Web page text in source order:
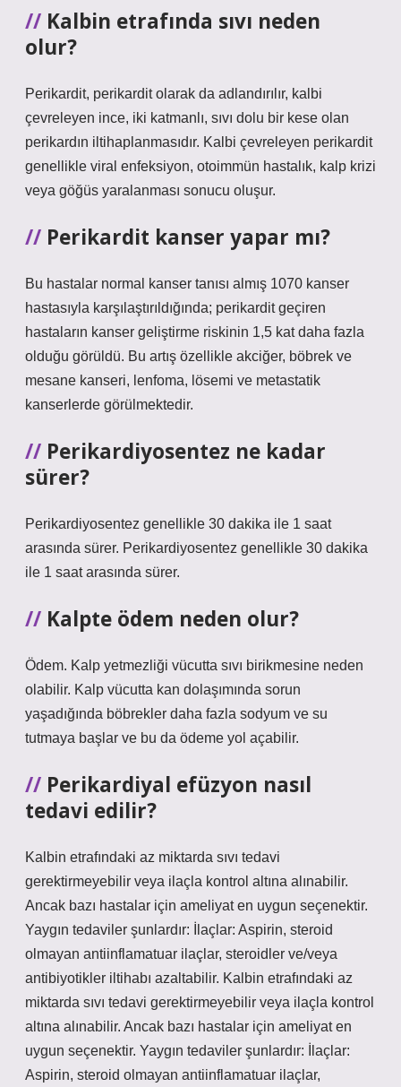
Kalbin etrafında sıvı neden
olur?
Perikardit, perikardit olarak da adlandırılır, kalbi
çevreleyen ince, iki katmanlı, sıvı dolu bir kese olan
perikardın iltihaplanmasıdır. Kalbi çevreleyen perikardit
genellikle viral enfeksiyon, otoimmün hastalık, kalp krizi
veya göğüs yaralanması sonucu oluşur.
Perikardit kanser yapar mı?
Bu hastalar normal kanser tanısı almış 1070 kanser
hastasıyla karşılaştırıldığında; perikardit geçiren
hastaların kanser geliştirme riskinin 1,5 kat daha fazla
olduğu görüldü. Bu artış özellikle akciğer, böbrek ve
mesane kanseri, lenfoma, lösemi ve metastatik
kanserlerde görülmektedir.
Perikardiyosentez ne kadar
sürer?
Perikardiyosentez genellikle 30 dakika ile 1 saat
arasında sürer. Perikardiyosentez genellikle 30 dakika
ile 1 saat arasında sürer.
Kalpte ödem neden olur?
Ödem. Kalp yetmezliği vücutta sıvı birikmesine neden
olabilir. Kalp vücutta kan dolaşımında sorun
yaşadığında böbrekler daha fazla sodyum ve su
tutmaya başlar ve bu da ödeme yol açabilir.
Perikardiyal efüzyon nasıl
tedavi edilir?
Kalbin etrafındaki az miktarda sıvı tedavi
gerektirmeyebilir veya ilaçla kontrol altına alınabilir.
Ancak bazı hastalar için ameliyat en uygun seçenektir.
Yaygın tedaviler şunlardır: İlaçlar: Aspirin, steroid
olmayan antiinflamatuar ilaçlar, steroidler ve/veya
antibiyotikler iltihabı azaltabilir. Kalbin etrafındaki az
miktarda sıvı tedavi gerektirmeyebilir veya ilaçla kontrol
altına alınabilir. Ancak bazı hastalar için ameliyat en
uygun seçenektir. Yaygın tedaviler şunlardır: İlaçlar:
Aspirin, steroid olmayan antiinflamatuar ilaçlar,